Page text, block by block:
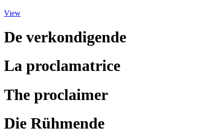
View
De verkondigende
La proclamatrice
The proclaimer
Die Rühmende